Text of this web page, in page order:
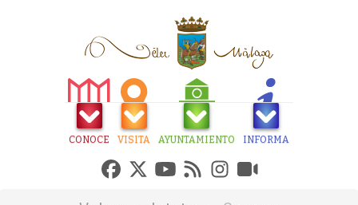
CONOCE VISITA AYUNTAMIENTO INFORMA